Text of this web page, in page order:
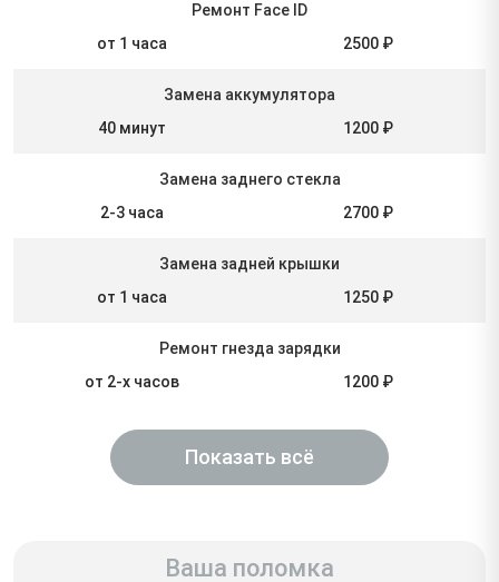
Ремонт Face ID
от 1 часа
2500 ₽
Замена аккумулятора
40 минут
1200 ₽
Замена заднего стекла
2-3 часа
2700 ₽
Замена задней крышки
от 1 часа
1250 ₽
Ремонт гнезда зарядки
от 2-х часов
1200 ₽
Показать всё
Ваша поломка